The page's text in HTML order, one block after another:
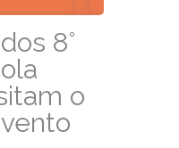
8°
o